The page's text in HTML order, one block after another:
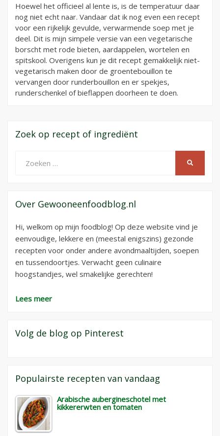
Hoewel het officieel al lente is, is de temperatuur daar
nog niet echt naar. Vandaar dat ik nog even een recept
voor een rijkelijk gevulde, verwarmende soep met je
deel. Dit is mijn simpele versie van een vegetarische
borscht met rode bieten, aardappelen, wortelen en
spitskool. Overigens kun je dit recept gemakkelijk niet-
vegetarisch maken door de groentebouillon te
vervangen door runderbouillon en er spekjes,
runderschenkel of bieflappen doorheen te doen.
Zoek op recept of ingrediënt
naar:
Over Gewooneenfoodblog.nl
Hi, welkom op mijn foodblog! Op deze website vind je
eenvoudige, lekkere en (meestal enigszins) gezonde
recepten voor onder andere avondmaaltijden, soepen
en tussendoortjes. Verwacht geen culinaire
hoogstandjes, wel smakelijke gerechten!
Lees meer
Volg de blog op Pinterest
Populairste recepten van vandaag
Arabische aubergineschotel met
kikkererwten en tomaten